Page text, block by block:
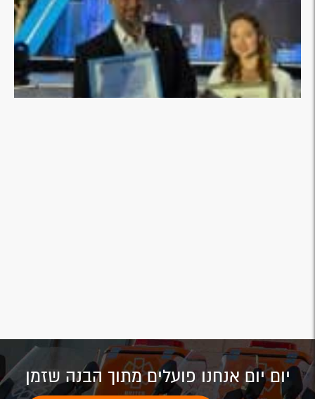
יום יום אנחנו פועלים מתוך הבנה שזמן